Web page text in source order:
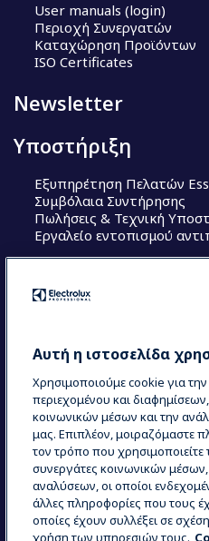
User manuals (login)
Περιοχή Συνεργατών
Καταχώρηση Προϊόντων
ISO Certificates
Newsletter
Υποστήριξη
Εξυπηρέτηση Πελατών
Συμβόλαια Συντήρησης
Πωλήσεις & Τεχνική
Εργαλείο εντοπισμού
Electrolux Professional
COUNTRY AND
Η ΕΠΙΛΟΓΉ ΣΑΣ:
Αυτή η ιστοσελίδα
Χρησιμοποιούμε cookie για την
περιεχομένου και
κοινωνικών μέσων και την
μας. Επιπλέον, μοιραζόμαστε
τον τρόπο που χρησιμοποιείτε
συνεργάτες κοινωνικών
αναλύσεων, οι οποίοι
άλλες πληροφορίες που τους
οποίες έχουν συλλέξει σε
χρήση των υπηρεσιών τους.